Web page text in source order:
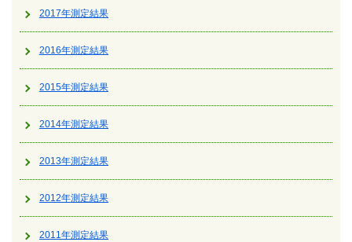
2017年測定結果
2016年測定結果
2015年測定結果
2014年測定結果
2013年測定結果
2012年測定結果
2011年測定結果